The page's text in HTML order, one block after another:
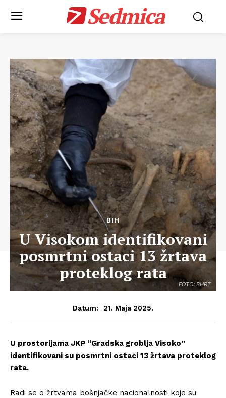
Sedmica
FOTO: BHRT
BIH
U Visokom identifikovani
posmrtni ostaci 13 žrtava
proteklog rata
Datum: 21. Maja 2025.
U prostorijama JKP “Gradska groblja Visoko”
identifikovani su posmrtni ostaci 13 žrtava proteklog
rata.
Radi se o žrtvama bošnjačke nacionalnosti koje su